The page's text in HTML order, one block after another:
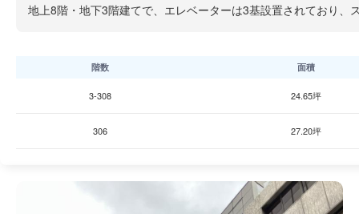
地上8階・地下3階建てで、エレベーターは3基設置されており
階数 面積
3-308 24.65坪
306 27.20坪